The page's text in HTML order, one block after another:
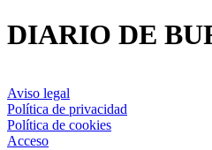
DIARIO DE
Aviso legal
Política de privacidad
Política de cookies
Acceso